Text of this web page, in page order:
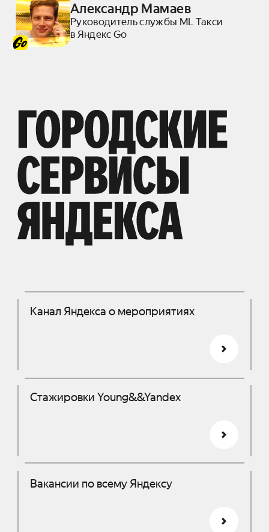
Александр Мамаев
Руководитель службы ML Такси
в Яндекс Go
Канал Яндекса о мероприятиях
Стажировки Young&&Yandex
Вакансии по всему Яндексу